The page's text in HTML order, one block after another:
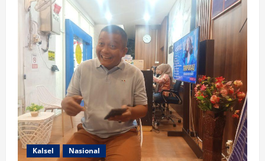
Kalsel Nasional